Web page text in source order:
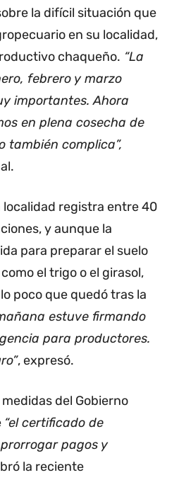
la difícil situación que
en su localidad,
chaqueño. “La
febrero y marzo
importantes. Ahora
en plena cosecha de
también complica”,
localidad registra entre 40
y aunque la
para preparar el suelo
el trigo o el girasol,
poco que quedó tras la
estuve firmando
para productores.
, expresó.
del Gobierno
“el certificado de
pagos y
la reciente